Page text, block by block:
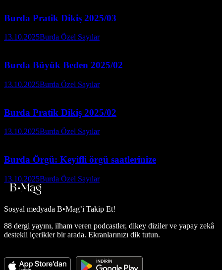
Burda Pratik Dikiş 2025/03
13.10.2025Burda Özel Sayılar
Burda Büyük Beden 2025/02
13.10.2025Burda Özel Sayılar
Burda Pratik Dikiş 2025/02
13.10.2025Burda Özel Sayılar
Burda Örgü: Keyifli örgü saatlerinize
13.10.2025Burda Özel Sayılar
Sosyal medyada B•Mag’i Takip Et!
88 dergi yayını, ilham veren podcastler, dikey diziler ve yapay zekâ
destekli içerikler bir arada. Ekranlarınızı dik tutun.